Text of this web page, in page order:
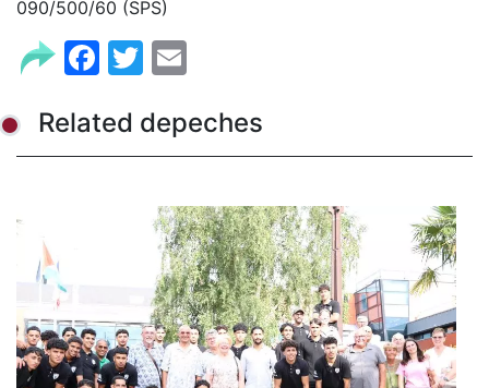
090/500/60 (SPS)
Facebook
Twitter
Related depeches